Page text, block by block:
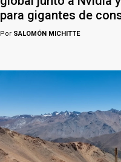
para gigantes de
Por SALOMÓN MICHITTE